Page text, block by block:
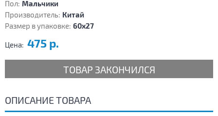
Пол: Мальчики
Производитель: Китай
Размер в упаковке: 60х27
Цена: 475 р.
ТОВАР ЗАКОНЧИЛСЯ
ОПИСАНИЕ ТОВАРА